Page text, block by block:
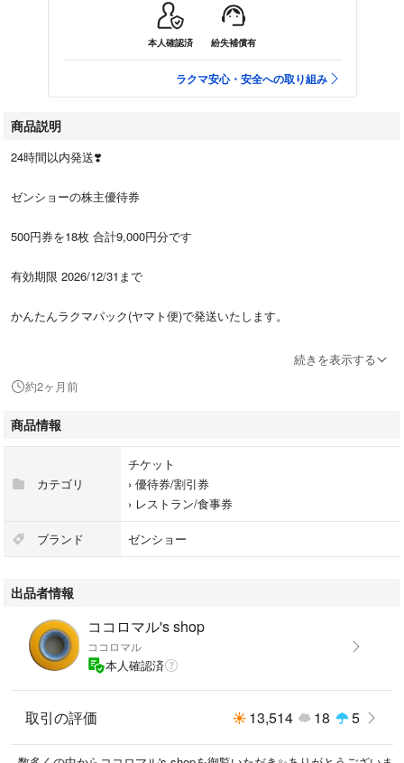
本人確認済 紛失補償有
ラクマ安心・安全への取り組み
商品説明
24時間以内発送❣️
ゼンショーの株主優待券
500円券を18枚 合計9,000円分です
有効期限 2026/12/31まで
かんたんラクマパック(ヤマト便)で発送いたします。
表紙(破棄する部分)がない商品の出荷する場合がありますので御了承願い
ます。
よろしくお願いいたします。m(_ _)m
#ココス
#はま寿司
#ジョリーパスタ
#なか卯
#焼肉いちばん
続きを表示する
約2ヶ月前
商品情報
カテゴリ
チケット
› 優待券/割引券
› レストラン/食事券
ブランド ゼンショー
出品者情報
ココロマル's shop
ココロマル
本人確認済
取引の評価 13,514 18 5